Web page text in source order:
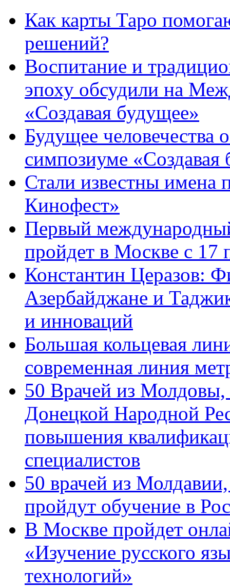
Как карты Таро
решений?
Воспитание и
эпоху обсудили на
«Создавая будущее»
Будущее
симпозиуме «Создавая
Стали известны имена
Кинофест»
Первый
пройдет в Москве с 17
Константин Церазов:
Азербайджане и
и инноваций
Большая кольцевая
современная линия
50 Врачей из Молдовы,
Донецкой Народной
повышения
специалистов
50 врачей из
пройдут обучение в
В Москве пройдет
«Изучение русского
технологий»